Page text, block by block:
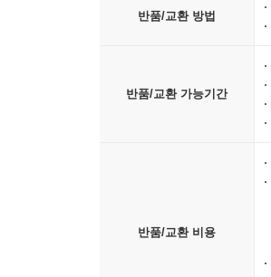
반품/교환 방법
반품/교환 가능기간
반품/교환 비용